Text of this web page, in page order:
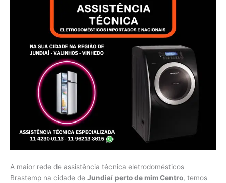
A maior rede de assistência técnica eletrodomésticos
Brastemp na cidade de Jundiaí perto de mim Centro, temos